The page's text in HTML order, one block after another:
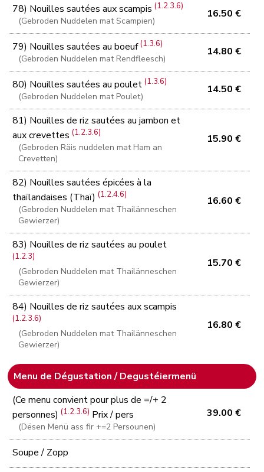
78) Nouilles sautées aux scampis(1.2.3.6)
(Gebroden Nuddelen mat Scampien)
16.50 €
79) Nouilles sautées au boeuf(1.3.6)
(Gebroden Nuddelen mat Rendfleesch)
14.80 €
80) Nouilles sautées au poulet(1.3.6)
(Gebroden Nuddelen mat Poulet)
14.50 €
81) Nouilles de riz sautées au jambon et
aux crevettes(1.2.3.6)
(Gebroden Räis nuddelen mat Ham an
Crevetten)
15.90 €
82) Nouilles sautées épicées à la
thaïlandaises (Thaï)(1.2.4.6)
(Gebroden Nuddelen mat Thailänneschen
Gewierzer)
16.60 €
83) Nouilles de riz sautées au poulet
(1.2.3)
(Gebroden Nuddelen mat Thailänneschen
Gewierzer)
15.70 €
84) Nouilles de riz sautées aux scampis
(1.2.3.6)
(Gebroden Nuddelen mat Thailänneschen
Gewierzer)
16.80 €
Menu de Dégustation / Degustéiermenü
(Ce menu convient pour plus de =/+ 2
personnes)(1.2.3.6) Prix / pers
(Dësen Menü ass fir +=2 Persounen)
39.00 €
Soupe / Zopp